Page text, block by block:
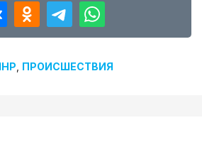
ПРОИСШЕСТВИЯ